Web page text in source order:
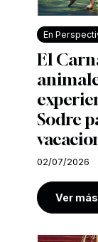
En
El
Sodre
02/07/2026
Ver más